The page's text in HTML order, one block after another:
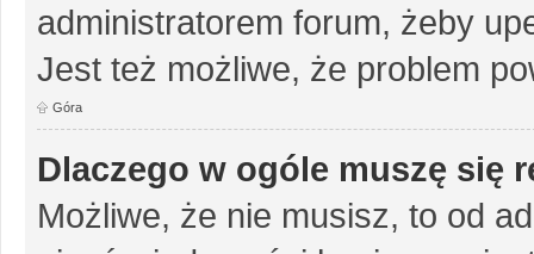
administratorem forum, żeby
Jest też możliwe, że problem
Góra
Dlaczego w ogóle muszę się
Możliwe, że nie musisz, to od